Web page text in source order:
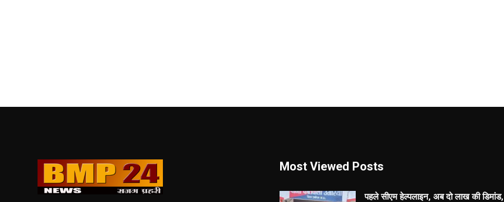
Most Viewed Posts
पहले सीएम हेल्पलाइन, अब दो लाख की डिमांड,